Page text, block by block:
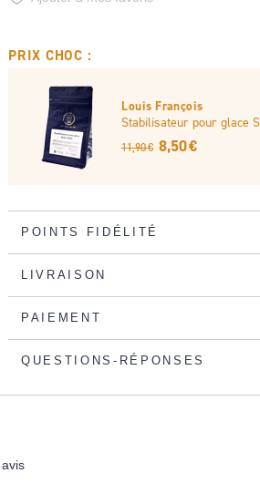
PRIX CHOC :
Louis François
Stabilisateur pour glace
11,90 € 8,50 €
POINTS FIDÉLITÉ
LIVRAISON
PAIEMENT
QUESTIONS-RÉPONSES